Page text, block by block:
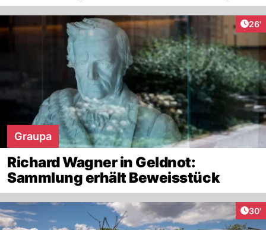
26'
Graupa
Richard Wagner in Geldnot:
Sammlung erhält Beweisstück
30'